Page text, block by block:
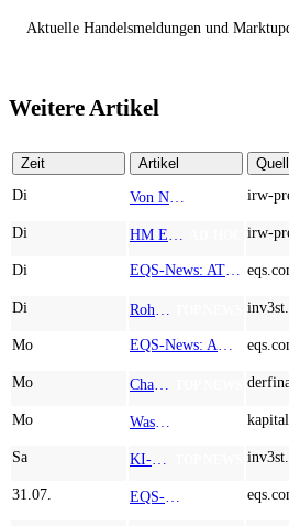
Aktuelle Handelsmeldungen und
Weitere Artikel
Zeit Artikel
Di
irw-
Di irw-
Di
Di
Mo
Mo
Mo
Sa
31.07.